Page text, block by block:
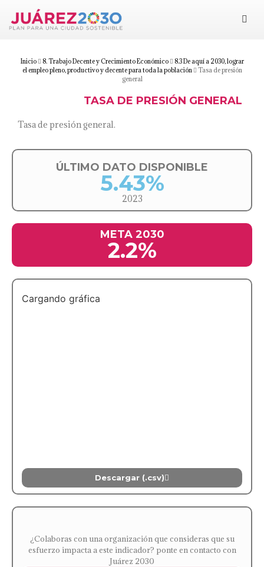
Objetivos
Suma tu esfuerzo
Inicio 8. Trabajo Decente y Crecimiento Económico
8.3 De aquí a 2030, lograr
el empleo pleno, productivo y decente para toda la población
Tasa de presión
general
TASA DE PRESIÓN GENERAL
Tasa de presión general.
ÚLTIMO DATO DISPONIBLE
5.43%
2023
META 2030
2.2%
Cargando gráfica
Descargar (.csv)
¿Colaboras con una organización que consideras que su
esfuerzo impacta a este indicador? ponte en contacto con
Juárez 2030